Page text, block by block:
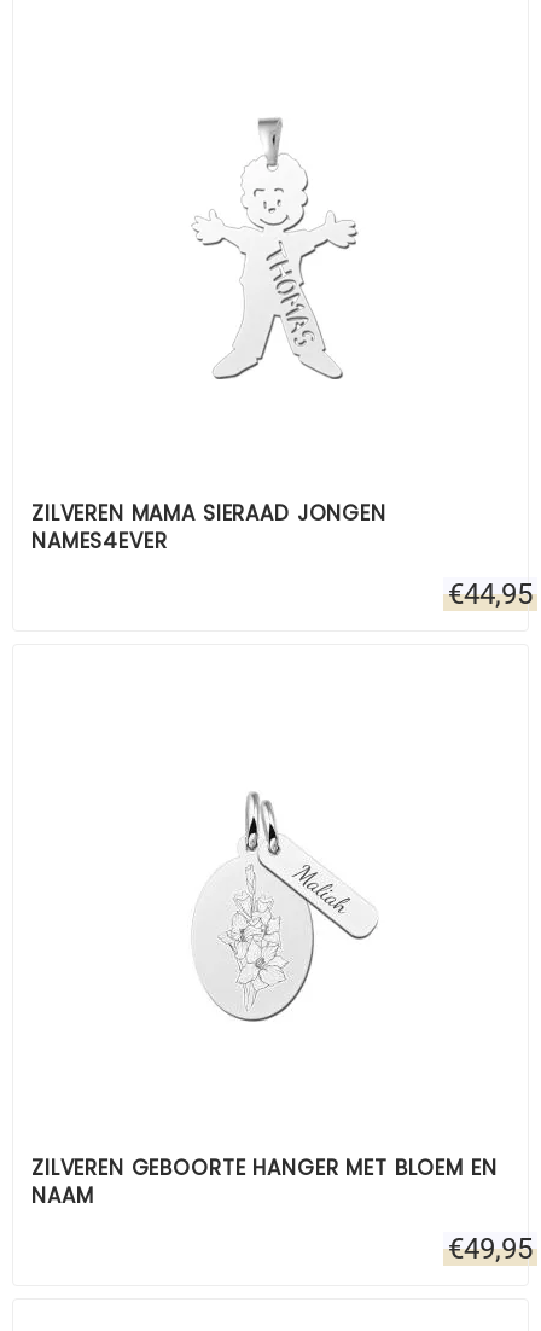
ZILVEREN MAMA SIERAAD JONGEN
NAMES4EVER
€44,95
ZILVEREN GEBOORTE HANGER MET BLOEM EN
NAAM
€49,95